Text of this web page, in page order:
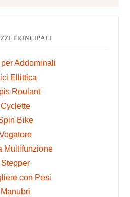
PRINCIPALI
Addominali
Ellittica
Roulant
Cyclette
Bike
Multifunzione
Stepper
con Pesi
Manubri